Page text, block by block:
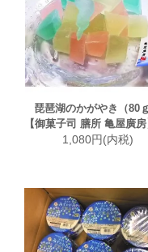
琵琶湖のかがやき（80ｇ
【御菓子司 膳所 亀屋廣
1,080円(内税)